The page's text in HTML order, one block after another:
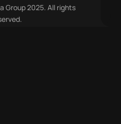
Group 2025. All rights